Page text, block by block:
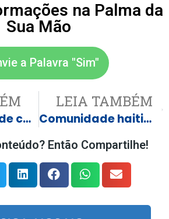
na Palma da
Sua Mão
a Palavra "Sim"
Em uma cidade com 800 habitantes procura-se moradores: oferece terrenos gratuitos, serviços instalados e auxílio financeiro
LEIA TAMBÉM
Comunidade haitiana convida moradores de Castilho para primeira Assembleia Geral em Três Lagoas
Então Compartilhe!